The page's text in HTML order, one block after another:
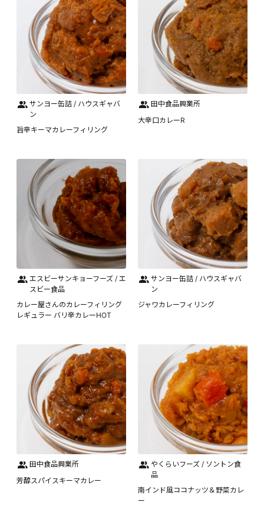
サンヨー缶詰 / ハウスギャバ
ン
旨辛キーマカレーフィリング
田中食品興業所
大辛口カレーR
エスビーサンキョーフーズ / エ
スビー食品
カレー屋さんのカレーフィリング
レギュラー バリ辛カレーHOT
サンヨー缶詰 / ハウスギャバ
ン
ジャワカレーフィリング
田中食品興業所
芳醇スパイスキーマカレー
やくらいフーズ / ソントン食
品
南インド風ココナッツ＆野菜カレ
ー